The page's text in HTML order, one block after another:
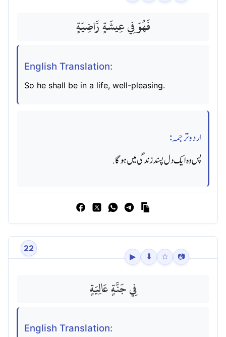
فَهُوَ فِي عِيشَةٍ رَّاضِيَةٍ
English Translation:
So he shall be in a life, well-pleasing.
اردو ترجمہ:
پس وه ایک دل پسند زندگی میں ہوگا.
22
▶ ⬇ ☆ 📷
فِي جَنَّةٍ عَالِيَةٍ
English Translation: